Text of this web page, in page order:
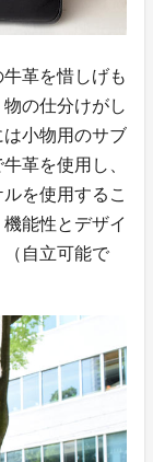
革を惜しげも
の仕分けがし
小物用のサブ
革を使用し、
を使用するこ
能性とデザイ
自立可能で